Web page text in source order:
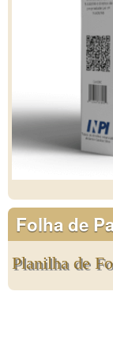
Folha de
Planilha de